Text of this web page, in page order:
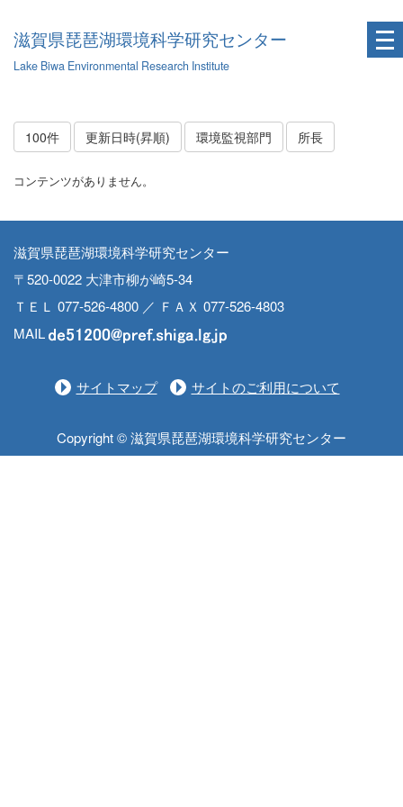
滋賀県琵琶湖環境科学研究センター
Lake Biwa Environmental Research Institute
100件 更新日時(昇順) 環境監視部門 所長
コンテンツがありません。
滋賀県琵琶湖環境科学研究センター
〒520-0022 大津市柳が崎5-34
ＴＥＬ 077-526-4800 ／ ＦＡＸ 077-526-4803
MAIL
サイトマップ サイトのご利用について
Copyright © 滋賀県琵琶湖環境科学研究センター